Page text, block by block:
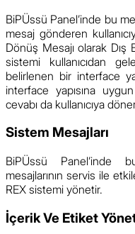
BiPÜssü Panel’inde bu
mesaj gönderen
Dönüş Mesajı olarak Dış
sistemi kullanıcıdan
belirlenen bir interface
interface yapısına
cevabı da kullanıcıya
Sistem Mesajları
BiPÜssü Panel’inde
mesajlarının servis ile
REX sistemi yönetir.
İçerik Ve Etiket